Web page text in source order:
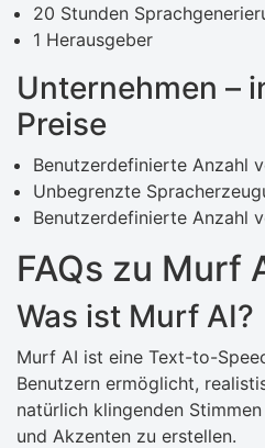
20 Stunden
1 Herausgeber
Unternehmen –
Preise
Benutzerdefinierte Anzahl
Unbegrenzte
Benutzerdefinierte Anzahl
FAQs zu Murf
Was ist Murf AI?
Murf AI ist eine Text-to-
Benutzern ermöglicht,
natürlich klingenden
und Akzenten zu erstellen.